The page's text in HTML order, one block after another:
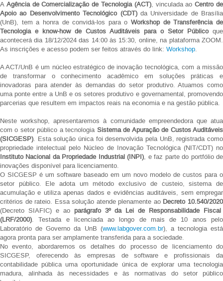
A Agência de Comercialização de Tecnologia (ACT), vinculada aoCentro de
Apoio ao Desenvolvimento Tecnológico (CDT)da Universidade de Brasília
(UnB), tem a honra de convidá-los para oWorkshop de Transferência de
Tecnologia e know-how de Custos Auditáveis para o Setor Público que
acontecerá dia 18/12/2024 das 14:00 às 15:30, online, na plataforma ZOOM.
As inscrições e acesso podem ser feitos através do link: Workshop.
A ACT/UnB é um núcleo estratégico de inovação tecnológica, com a missão
de transformar o conhecimento acadêmico em soluções práticas e
inovadoras para atender às demandas do setor produtivo. Atuamos como
uma ponte entre a UnB e os setores produtivo e governamental, promovendo
parcerias que resultem em impactos reais na economia e na gestão pública.
Neste workshop, apresentaremos à comunidade empreendedora que atua
com o setor público a tecnologia Sistema de Apuração de Custos Auditáveis
(SICGESP). Esta solução única foi desenvolvida pela UnB, registrada como
propriedade intelectual pelo Núcleo de Inovação Tecnológica (NIT/CDT) no
Instituto Nacional da Propriedade Industrial (INPI), e faz parte do portfólio de
inovações disponível para licenciamento.
O SICGESP é um software baseado em um novo modelo de custos para o
setor público. Ele adota um método exclusivo de custeio, sistema de
acumulação e utiliza apenas dados e evidências auditáveis, sem empregar
critérios de rateio. Essa solução atende plenamente ao Decreto 10.540/2020
(Decreto SIAFIC) e ao parágrafo 3º da Lei de Responsabilidade Fiscal
(LRF/2000). Testada e licenciada ao longo de mais de 10 anos pelo
Laboratório de Governo da UnB (www.labgover.com.br), a tecnologia está
agora pronta para ser amplamente transferida para a sociedade.
No evento, abordaremos os detalhes do processo de licenciamento do
SICGESP, oferecendo às empresas de software e profissionais da
contabilidade pública uma oportunidade única de explorar uma tecnologia
madura, alinhada às necessidades e às normativas do setor público